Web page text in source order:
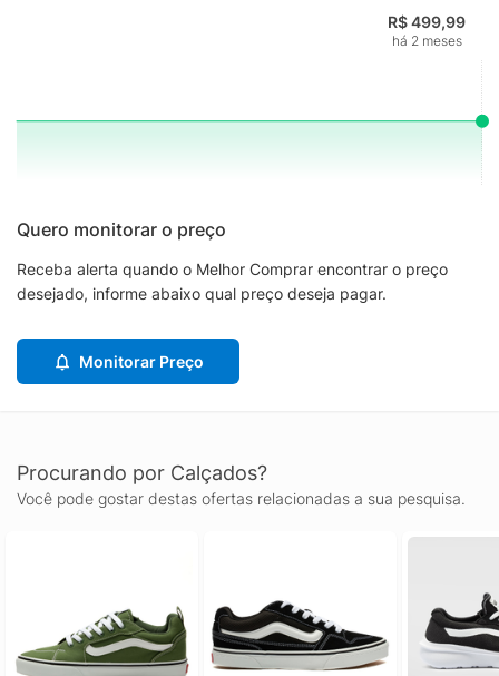
R$ 499,99
há 2 meses
Quero monitorar o preço
Receba alerta quando o Melhor Comprar encontrar o preço
desejado, informe abaixo qual preço deseja pagar.
Monitorar Preço
Procurando por Calçados?
Você pode gostar destas ofertas relacionadas a sua pesquisa.